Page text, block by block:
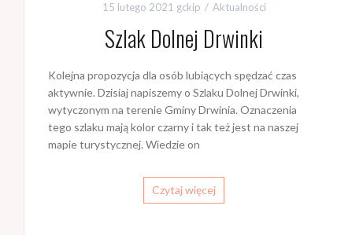
15 lutego 2021 gckip Aktualności
Szlak Dolnej Drwinki
Kolejna propozycja dla osób lubiących spędzać czas
aktywnie. Dzisiaj napiszemy o Szlaku Dolnej Drwinki,
wytyczonym na terenie Gminy Drwinia. Oznaczenia
tego szlaku mają kolor czarny i tak też jest na naszej
mapie turystycznej. Wiedzie on
Czytaj więcej